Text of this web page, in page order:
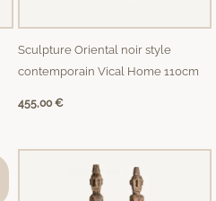
Sculpture Oriental noir style
contemporain Vical Home 110cm
455,00€